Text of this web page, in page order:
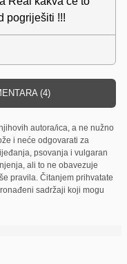
pogriješiti !!!
(4)
autora/ica, a ne nužno
i neće odgovarati za
psovanja i vulgaran
ali to ne obavezuje
pravila. Čitanjem prihvatate
sadržaji koji mogu